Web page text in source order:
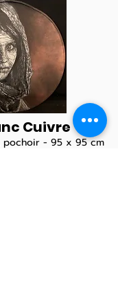
Cuivre
pochoir - 95 x 95 cm